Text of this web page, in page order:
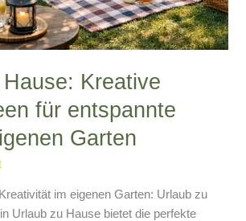
Kreative
für entspannte
Garten
im eigenen Garten: Urlaub zu
Urlaub zu Hause bietet die perfekte